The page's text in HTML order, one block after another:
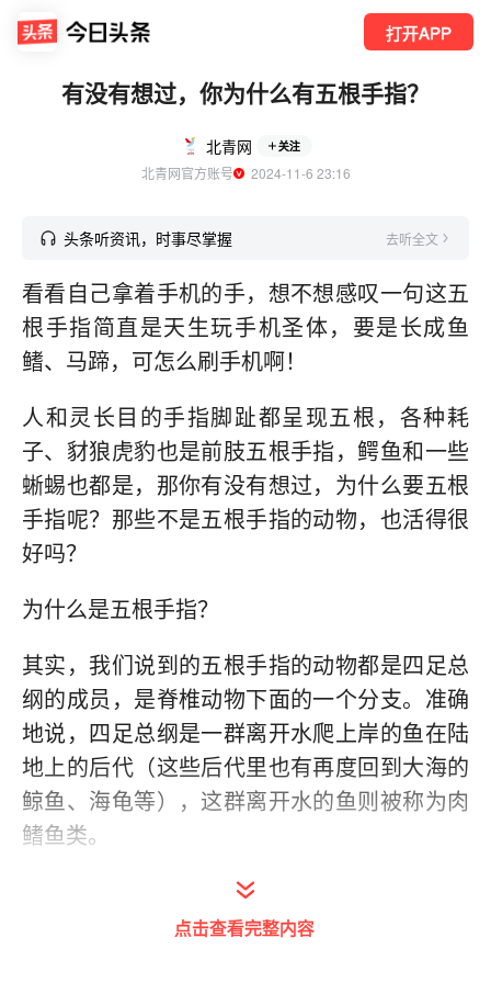
打开APP
有没有想过，你为什么有五根手指？
北青网 关注
北青网官方账号
  2024-11-6 23:16
头条听资讯，时事尽掌握 去听全文
看看自己拿着手机的手，想不想感叹一句这五
根手指简直是天生玩手机圣体，要是长成鱼
鳍、马蹄，可怎么刷手机啊！
人和灵长目的手指脚趾都呈现五根，各种耗
子、豺狼虎豹也是前肢五根手指，鳄鱼和一些
蜥蜴也都是，那你有没有想过，为什么要五根
手指呢？那些不是五根手指的动物，也活得很
好吗？
为什么是五根手指？
其实，我们说到的五根手指的动物都是四足总
纲的成员，是脊椎动物下面的一个分支。准确
地说，四足总纲是一群离开水爬上岸的鱼在陆
地上的后代（这些后代里也有再度回到大海的
鲸鱼、海龟等），这群离开水的鱼则被称为肉
鳍鱼类。
肉鳍鱼类在最初登陆的时候，化作不同的四足
动物，比如有八个手指的。而后三亿多年前的
点击查看完整内容